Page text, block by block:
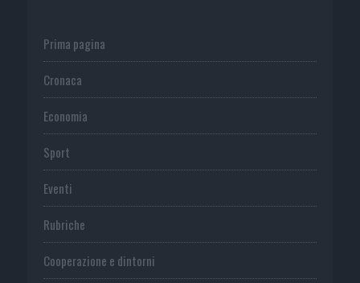
Prima pagina
Cronaca
Economia
Sport
Eventi
Rubriche
Cooperazione e dintorni